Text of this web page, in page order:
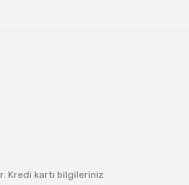
Kredi kartı bilgileriniz